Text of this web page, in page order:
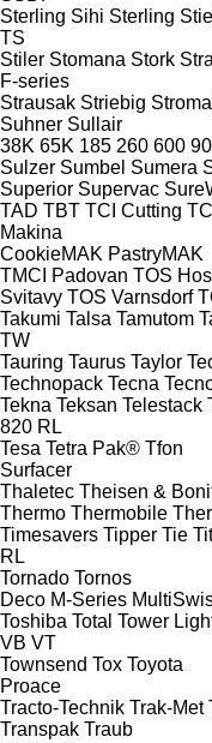
Sterling Sihi Sterling
TS
Stiler Stomana Stork
F-series
Strausak Striebig
Suhner Sullair
38K 65K 185 260 600
Sulzer Sumbel Sumera
Superior Supervac
TAD TBT TCI Cutting
Makina
CookieMAK PastryMAK
TMCI Padovan TOS
Svitavy TOS Varnsdorf
Takumi Talsa Tamutom
TW
Tauring Taurus Taylor
Technopack Tecna
Tekna Teksan Telestack
820 RL
Tesa Tetra Pak® Tfon
Surfacer
Thaletec Theisen &
Thermo Thermobile
Timesavers Tipper Tie
RL
Tornado Tornos
Deco M-Series
Toshiba Total Tower
VB VT
Townsend Tox Toyota
Proace
Tracto-Technik Trak-Met
Transpak Traub